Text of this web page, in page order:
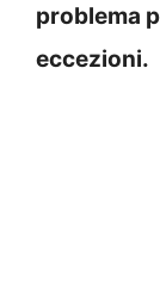
problema
eccezioni.